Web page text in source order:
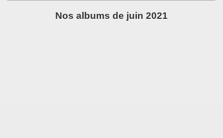
Nos albums de juin 2021